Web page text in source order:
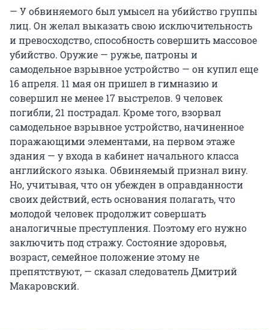
— У обвиняемого был умысел на убийство группы
лиц. Он желал выказать свою исключительность
и превосходство, способность совершить массовое
убийство. Оружие — ружье, патроны и
самодельное взрывное устройство — он купил еще
16 апреля. 11 мая он пришел в гимназию и
совершил не менее 17 выстрелов. 9 человек
погибли, 21 пострадал. Кроме того, взорвал
самодельное взрывное устройство, начиненное
поражающими элементами, на первом этаже
здания — у входа в кабинет начального класса
английского языка. Обвиняемый признал вину.
Но, учитывая, что он убежден в оправданности
своих действий, есть основания полагать, что
молодой человек продолжит совершать
аналогичные преступления. Поэтому его нужно
заключить под стражу. Состояние здоровья,
возраст, семейное положение этому не
препятствуют, — сказал следователь Дмитрий
Макаровский.